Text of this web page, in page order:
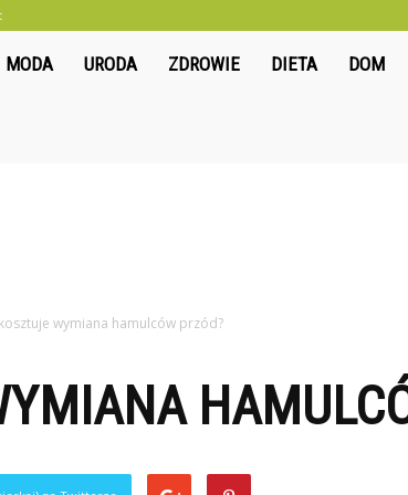
Oliwkowo.pl
MODA URODA ZDROWIE DIETA DOM
wymiana hamulców przód?